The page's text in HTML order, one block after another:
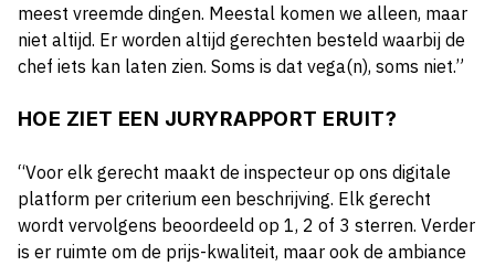
meest vreemde dingen. Meestal komen we alleen, maar
niet altijd. Er worden altijd gerechten besteld waarbij de
chef iets kan laten zien. Soms is dat vega(n), soms niet.”
HOE ZIET EEN JURYRAPPORT ERUIT?
“Voor elk gerecht maakt de inspecteur op ons digitale
platform per criterium een beschrijving. Elk gerecht
wordt vervolgens beoordeeld op 1, 2 of 3 sterren. Verder
is er ruimte om de prijs-kwaliteit, maar ook de ambiance